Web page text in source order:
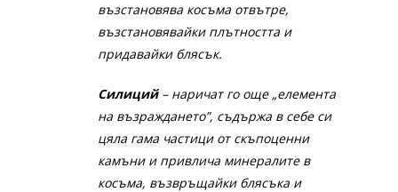
възстановява косъма отвътре,
възстановявайки плътността и
придавайки блясък.
Силиций – наричат го още „елемента
на възраждането”, съдържа в себе си
цяла гама частици от скъпоценни
камъни и привлича минералите в
косъма, възвръщайки блясъка и